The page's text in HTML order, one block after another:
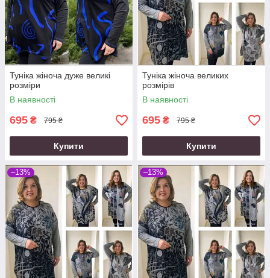
Туніка жіноча дуже великі
розміри
В наявності
695 ₴ 795 ₴
Купити
Туніка жіноча великих
розмірів
В наявності
695 ₴ 795 ₴
Купити
–13% –13%